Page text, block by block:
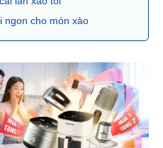
ngon cho món xào